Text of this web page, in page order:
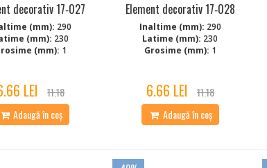
decorativ 17‑027
(mm): 290
(mm): 230
(mm): 1
LEI 11.18
Adaugă în coș
Element decorativ 17‑028
Inaltime (mm): 290
Latime (mm): 230
Grosime (mm): 1
6.66 LEI 11.18
Adaugă în coș